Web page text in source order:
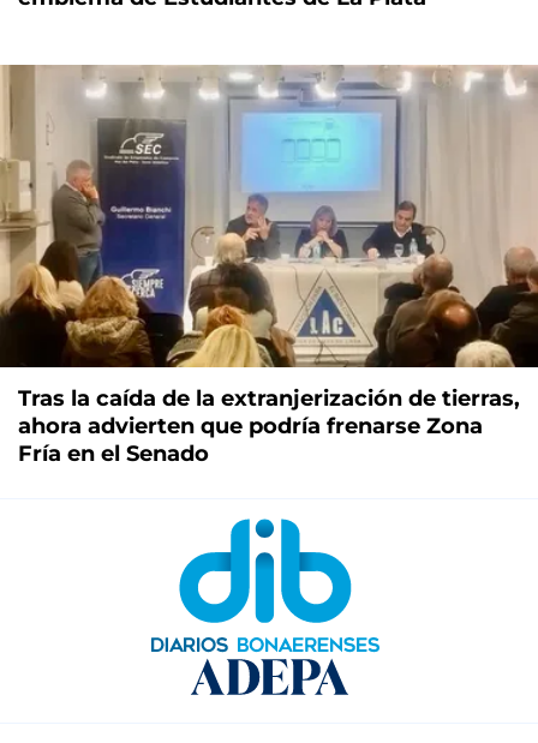
Tras la caída de la extranjerización de tierras,
ahora advierten que podría frenarse Zona
Fría en el Senado